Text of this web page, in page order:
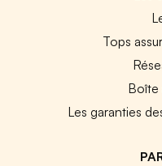
Tops
Boîte
Les garanties